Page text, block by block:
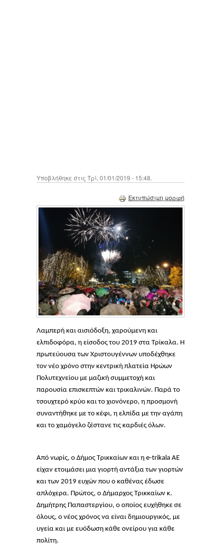
Υποβλήθηκε στις Τρί, 01/01/2019 - 15:48.
Εκτυπώσιμη μορφή
Λαμπερή και αισιόδοξη, χαρούμενη και
ελπιδοφόρα, η είσοδος του 2019 στα Τρίκαλα. Η
πρωτεύουσα των Χριστουγέννων υποδέχθηκε
τον νέο χρόνο στην κεντρική πλατεία Ηρώων
Πολυτεχνείου με μαζική συμμετοχή και
παρουσία επισκεπτών και τρικαλινών. Παρά το
τσουχτερό κρύο και το χιονόνερο, η προσμονή
συναντήθηκε με το κέφι, η ελπίδα με την αγάπη
και το χαμόγελο ζέστανε τις καρδιές όλων.
Από νωρίς, ο Δήμος Τρικκαίων και η e-trikala ΑΕ
είχαν ετοιμάσει μια γιορτή αντάξια των γιορτών
και των 2019 ευχών που ο καθένας έδωσε
απλόχερα. Πρώτος, ο Δήμαρχος Τρικκαίων κ.
Δημήτρης Παπαστεργίου, ο οποίος ευχήθηκε σε
όλους, ο νέος χρόνος να είναι δημιουργικός, με
υγεία και με ευόδωση κάθε ονείρου για κάθε
πολίτη.